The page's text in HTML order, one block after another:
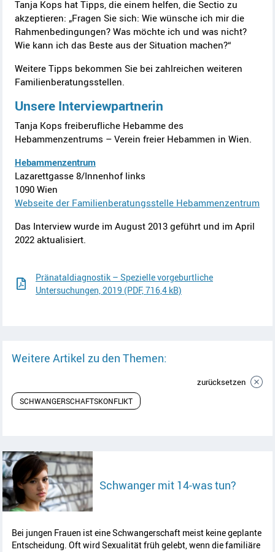
Tanja Kops hat Tipps, die einem helfen, die Sectio zu
akzeptieren: „Fragen Sie sich: Wie wünsche ich mir die
Rahmenbedingungen? Was möchte ich und was nicht?
Wie kann ich das Beste aus der Situation machen?“
Weitere Tipps bekommen Sie bei zahlreichen weiteren
Familienberatungsstellen.
Unsere Interviewpartnerin
Tanja Kops freiberufliche Hebamme des
Hebammenzentrums – Verein freier Hebammen in Wien.
Hebammenzentrum
Lazarettgasse 8/Innenhof links
1090 Wien
Webseite der Familienberatungsstelle Hebammenzentrum
Das Interview wurde im August 2013 geführt und im April
2022 aktualisiert.
Pränataldiagnostik – Spezielle vorgeburtliche
Untersuchungen, 2019 (PDF, 716,4 kB)
Weitere Artikel zu den Themen:
SCHWANGERSCHAFTSKONFLIKT
zurücksetzen
Schwanger mit 14-was tun?Artikel
Bei jungen Frauen ist eine Schwangerschaft meist keine geplante
Entscheidung. Oft wird Sexualität früh gelebt, wenn die familiäre